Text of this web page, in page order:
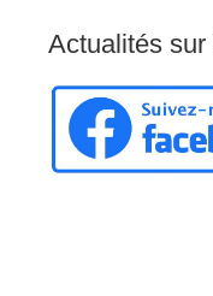
Actualités sur